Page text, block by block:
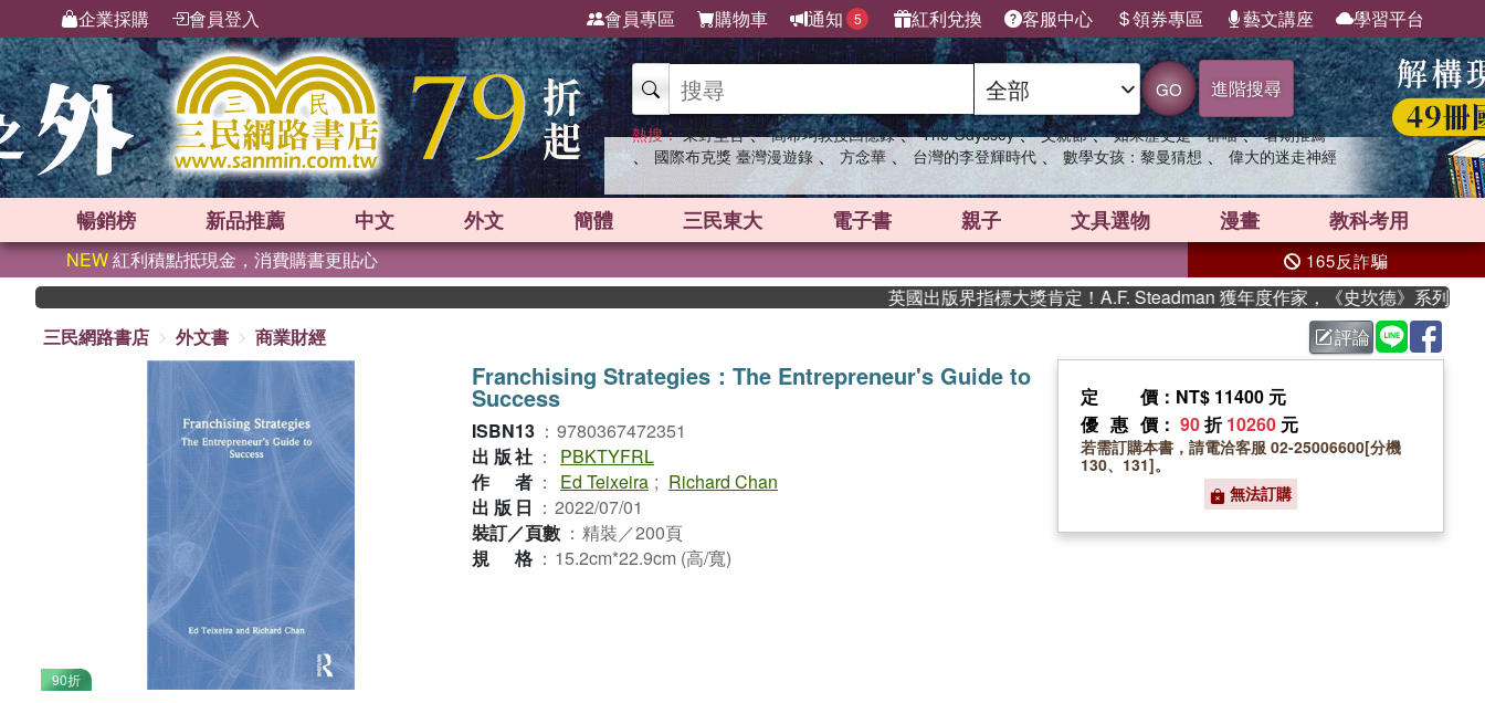
企業採購 會員登入 會員專區 購物車 通知 5 紅利兌換 客服中心 領券專區 藝文講座 學習平台
GO 進階搜尋
熱搜： 東野圭吾 、 高希均教授回憶錄 、 The Odyssey 、 父親節 、 如果歷史是一群喵 、 暑期推薦
、 國際布克獎 臺灣漫遊錄 、 方念華 、 台灣的李登輝時代 、 數學女孩：黎曼猜想 、 偉大的迷走神經
暢銷榜 新品推薦 中文 外文 簡體 三民東大 電子書 親子 文具選物 漫畫 教科考用
NEW紅利積點抵現金，消費購書更貼心 165反詐騙
英國出版界指標大獎肯定！A.F. Steadman 獲年度作家，《史坎德》系列帶你踏
三民網路書店
外文書 商業財經 評論
90折
Franchising Strategies：The Entrepreneur's Guide to
Success
ISBN13 ： 9780367472351
出版社 ：
PBKTYFRL
作者 ： Ed Teixeira ; Richard Chan
出版日 ： 2022/07/01
裝訂／頁數 ： 精裝／200頁
規格 ： 15.2cm*22.9cm (高/寬)
定價 ：NT$ 11400 元
優惠價 ： 90折10260 元
若需訂購本書，請電洽客服 02-25006600[分機
130、131]。
無法訂購